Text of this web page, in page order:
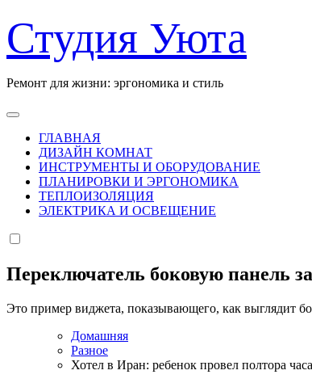
к
содержанию
Студия Уюта
Ремонт для жизни: эргономика и стиль
ГЛАВНАЯ
ДИЗАЙН КОМНАТ
ИНСТРУМЕНТЫ И ОБОРУДОВАНИЕ
ПЛАНИРОВКИ И ЭРГОНОМИКА
ТЕПЛОИЗОЛЯЦИЯ
ЭЛЕКТРИКА И ОСВЕЩЕНИЕ
Переключатель боковую панель
Это пример виджета, показывающего, как выглядит
Домашняя
Разное
Хотел в Иран: ребенок провел полтора